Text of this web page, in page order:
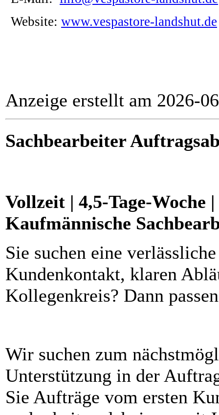
Website: www.vespastore-landshut.de
Anzeige erstellt am 2026-
Sachbearbeiter
Vollzeit | 4,5-Tage-Woche
Kaufmännische
Sie suchen eine
Kundenkontakt, klaren
Kollegenkreis? Dann
Wir suchen zum
Unterstützung in der
Sie Aufträge vom ersten